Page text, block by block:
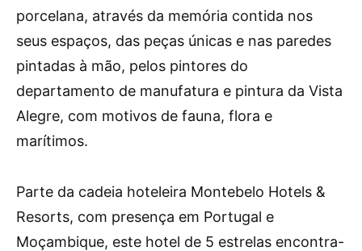
porcelana, através da memória contida nos
seus espaços, das peças únicas e nas paredes
pintadas à mão, pelos pintores do
departamento de manufatura e pintura da Vista
Alegre, com motivos de fauna, flora e
marítimos.
Parte da cadeia hoteleira Montebelo Hotels &
Resorts, com presença em Portugal e
Moçambique, este hotel de 5 estrelas encontra-